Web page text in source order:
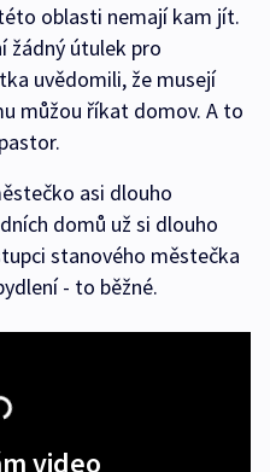
oblasti nemají kam jít.
žádný útulek pro
uvědomili, že musejí
můžou říkat domov. A to
asi dlouho
domů už si dlouho
stanového městečka
- to běžné.
video